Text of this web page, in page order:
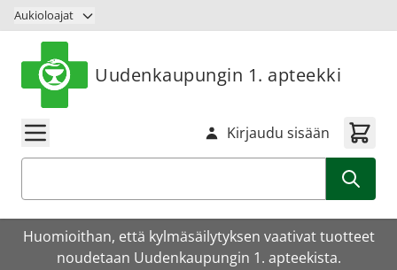
Siirry sisältöön
Aukioloajat
Uudenkaupungin 1. apteekki
Kirjaudu sisään
Huomioithan, että kylmäsäilytyksen vaativat tuotteet
noudetaan Uudenkaupungin 1. apteekista.